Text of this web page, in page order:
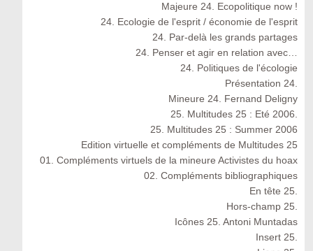
Majeure 24. Ecopolitique now !
24. Ecologie de l'esprit / économie de l'esprit
24. Par-delà les grands partages
24. Penser et agir en relation avec…
24. Politiques de l'écologie
Présentation 24.
Mineure 24. Fernand Deligny
25. Multitudes 25 : Eté 2006.
25. Multitudes 25 : Summer 2006
Edition virtuelle et compléments de Multitudes 25
01. Compléments virtuels de la mineure Activistes du hoax
02. Compléments bibliographiques
En tête 25.
Hors-champ 25.
Icônes 25. Antoni Muntadas
Insert 25.